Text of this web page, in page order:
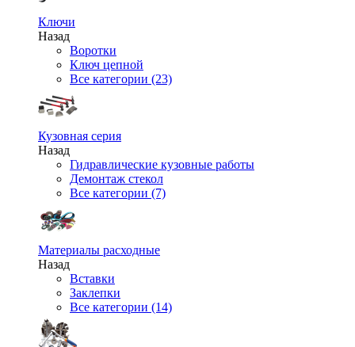
Ключи
Назад
Воротки
Ключ цепной
Все категории (23)
Кузовная серия
Назад
Гидравлические кузовные работы
Демонтаж стекол
Все категории (7)
Материалы расходные
Назад
Вставки
Заклепки
Все категории (14)